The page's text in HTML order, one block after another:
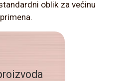
oblik za većinu